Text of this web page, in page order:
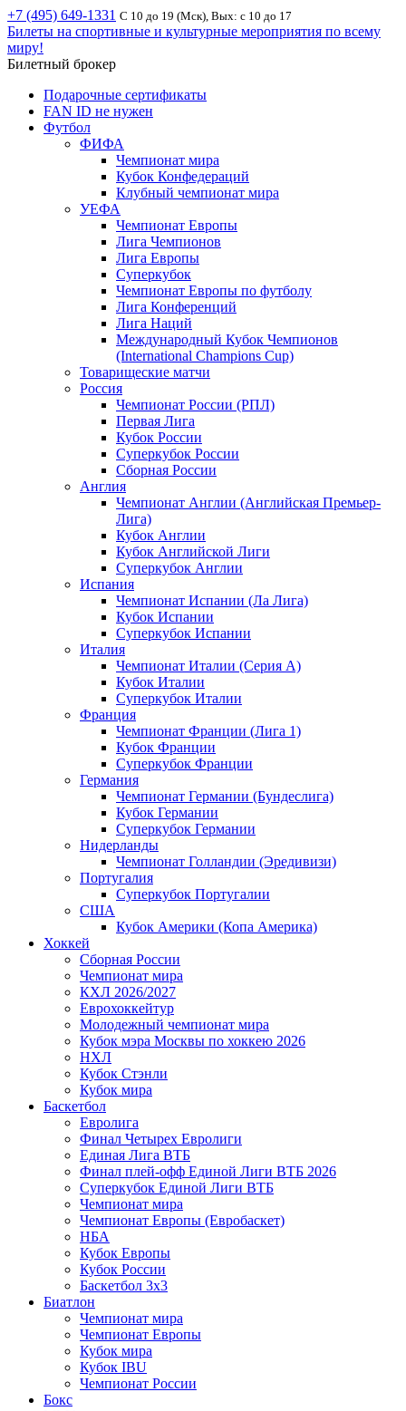
+7 (495) 649-1331 С 10 до 19 (Мск), Вых: с 10 до 17
Билеты на спортивные и культурные мероприятия по всему
миру!
Билетный брокер
Подарочные сертификаты
FAN ID не нужен
Футбол
ФИФА
Чемпионат мира
Кубок Конфедераций
Клубный чемпионат мира
УЕФА
Чемпионат Европы
Лига Чемпионов
Лига Европы
Суперкубок
Чемпионат Европы по футболу
Лига Конференций
Лига Наций
Международный Кубок Чемпионов
(International Champions Cup)
Товарищеские матчи
Россия
Чемпионат России (РПЛ)
Первая Лига
Кубок России
Суперкубок России
Сборная России
Англия
Чемпионат Англии (Английская Премьер-
Лига)
Кубок Англии
Кубок Английской Лиги
Суперкубок Англии
Испания
Чемпионат Испании (Ла Лига)
Кубок Испании
Суперкубок Испании
Италия
Чемпионат Италии (Серия А)
Кубок Италии
Суперкубок Италии
Франция
Чемпионат Франции (Лига 1)
Кубок Франции
Суперкубок Франции
Германия
Чемпионат Германии (Бундеслига)
Кубок Германии
Суперкубок Германии
Нидерланды
Чемпионат Голландии (Эредивизи)
Португалия
Суперкубок Португалии
США
Кубок Америки (Копа Америка)
Хоккей
Сборная России
Чемпионат мира
КХЛ 2026/2027
Еврохоккейтур
Молодежный чемпионат мира
Кубок мэра Москвы по хоккею 2026
НХЛ
Кубок Стэнли
Кубок мира
Баскетбол
Евролига
Финал Четырех Евролиги
Единая Лига ВТБ
Финал плей-офф Единой Лиги ВТБ 2026
Суперкубок Единой Лиги ВТБ
Чемпионат мира
Чемпионат Европы (Евробаскет)
НБА
Кубок Европы
Кубок России
Баскетбол 3х3
Биатлон
Чемпионат мира
Чемпионат Европы
Кубок мира
Кубок IBU
Чемпионат России
Бокс